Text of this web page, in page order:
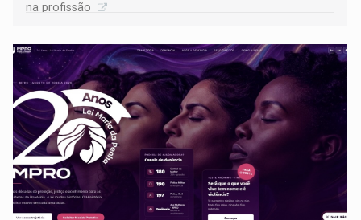
na profissão